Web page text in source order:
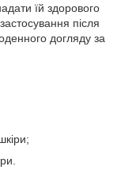
їй здорового
після
догляду за